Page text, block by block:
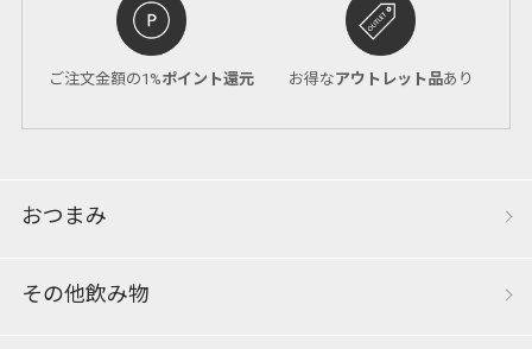
ご注文金額の1%ポイント還元 お得なアウトレット品あり
おつまみ
その他飲み物